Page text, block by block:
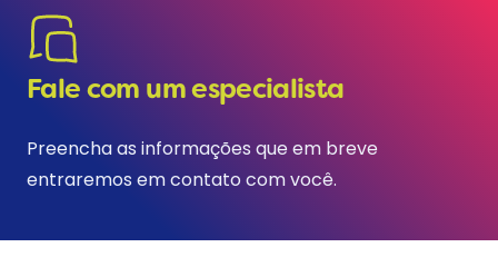
Fale com um especialista
Preencha as informações que em breve
entraremos em contato com você.